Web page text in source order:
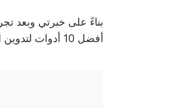
بناءً على خبرتي وبعد
أفضل 10 أدوات لتدوين الأفكار لمساعدتك في إدارة المشاريع بشكل أكثر كفاءة.